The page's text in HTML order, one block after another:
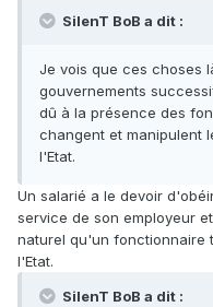
SilenT BoB a dit :
Je vois que ces choses
gouvernements
dû à la présence des
changent et manipulent
l'Etat.
Un salarié a le devoir
service de son employeur
naturel qu'un fonctionnaire
l'Etat.
SilenT BoB a dit :